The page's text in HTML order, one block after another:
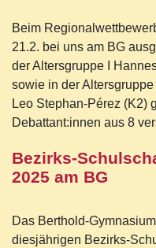
Beim
21.2. bei uns am BG
der Altersgruppe I
sowie in der
Leo Stephan-Pérez (K2)
Debattant:innen aus 8
Bezirks-
2025 am BG
Das Berthold-
diesjährigen Bezirks-